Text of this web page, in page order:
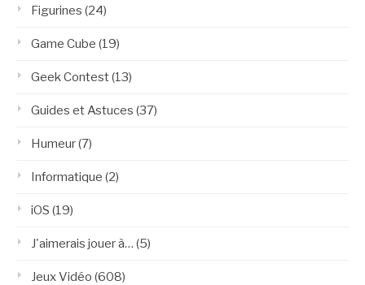
Figurines (24)
Game Cube (19)
Geek Contest(13)
Guides et Astuces (37)
Humeur(7)
Informatique (2)
iOS (19)
J'aimerais jouer à… (5)
Jeux Vidéo (608)